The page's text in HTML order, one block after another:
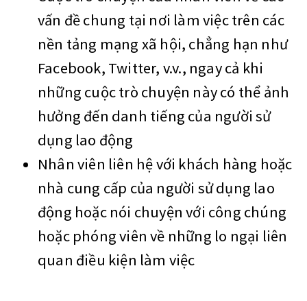
vấn đề chung tại nơi làm việc trên các
nền tảng mạng xã hội, chẳng hạn như
Facebook, Twitter, v.v., ngay cả khi
những cuộc trò chuyện này có thể ảnh
hưởng đến danh tiếng của người sử
dụng lao động
Nhân viên liên hệ với khách hàng hoặc
nhà cung cấp của người sử dụng lao
động hoặc nói chuyện với công chúng
hoặc phóng viên về những lo ngại liên
quan điều kiện làm việc